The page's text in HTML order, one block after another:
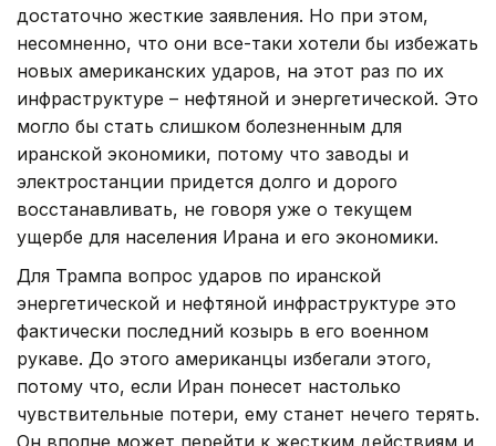
достаточно жесткие заявления. Но при этом,
несомненно, что они все-таки хотели бы избежать
новых американских ударов, на этот раз по их
инфраструктуре – нефтяной и энергетической. Это
могло бы стать слишком болезненным для
иранской экономики, потому что заводы и
электростанции придется долго и дорого
восстанавливать, не говоря уже о текущем
ущербе для населения Ирана и его экономики.
Для Трампа вопрос ударов по иранской
энергетической и нефтяной инфраструктуре это
фактически последний козырь в его военном
рукаве. До этого американцы избегали этого,
потому что, если Иран понесет настолько
чувствительные потери, ему станет нечего терять.
Он вполне может перейти к жестким действиям и